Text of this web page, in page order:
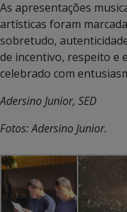
As apresentações
artísticas foram
sobretudo,
de incentivo, respeito e
celebrado com
Adersino Junior, SED
Fotos: Adersino Junior.